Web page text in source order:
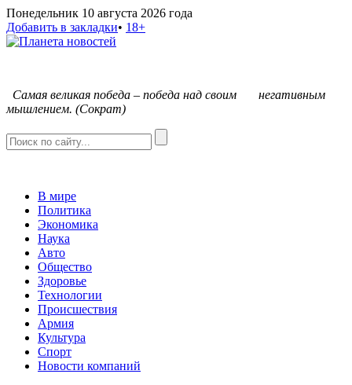
Понедельник 10 августа 2026 года
Добавить в закладки• 18+
Самая великая победа – победа над своим негативным
мышлением. (Сократ)
В мире
Политика
Экономика
Наука
Авто
Общество
Здоровье
Технологии
Происшествия
Армия
Культура
Спорт
Новости компаний